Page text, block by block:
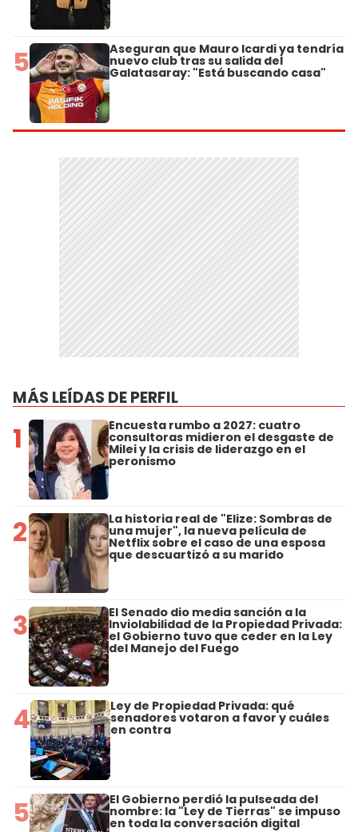
5 Aseguran que Mauro Icardi ya tendría
nuevo club tras su salida del
Galatasaray: "Está buscando casa"
MÁS LEÍDAS DE PERFIL
1 Encuesta rumbo a 2027: cuatro
consultoras midieron el desgaste de
Milei y la crisis de liderazgo en el
peronismo
2 La historia real de "Elize: Sombras de
una mujer", la nueva película de
Netflix sobre el caso de una esposa
que descuartizó a su marido
3 El Senado dio media sanción a la
Inviolabilidad de la Propiedad Privada:
el Gobierno tuvo que ceder en la Ley
del Manejo del Fuego
4 Ley de Propiedad Privada: qué
senadores votaron a favor y cuáles
en contra
5 El Gobierno perdió la pulseada del
nombre: la "Ley de Tierras" se impuso
en toda la conversación digital